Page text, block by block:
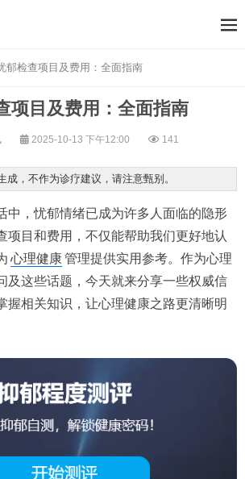
郁检查项目及费用：全面指南
项目及费用：全面指南
2025-10-13 下午12:00 141
成，不作为诊疗建议，请注意甄别。
中，忧郁情绪已成为许多人面临的隐形
项目和费用，不仅能帮助我们更好地认
心理健康管理提供实用参考。作为心理
及这些话题，今天就来分享一些权威信
握相关知识，让心理健康之路更清晰明